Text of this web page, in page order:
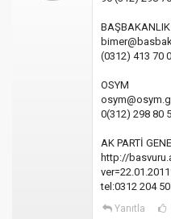
BAŞBAKANLIK
(0312) 413 70
OSYM
0(312) 298 80
AK PARTİ
http://
tel:0312 204
Yanıtla